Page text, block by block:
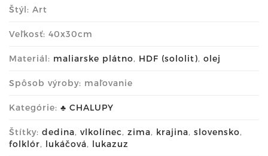
Štýl: Art
Veľkosť: 40x30cm
Materiál: maliarske plátno, HDF (sololit), olej
Spôsob výroby: maľovanie
Kategórie: ♣ CHALUPY
Štítky: dedina, vlkolínec, zima, krajina, slovensko,
folklór, lukáčová, lukazuz